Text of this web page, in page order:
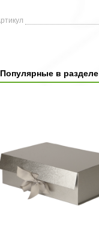
Популярные в разделе